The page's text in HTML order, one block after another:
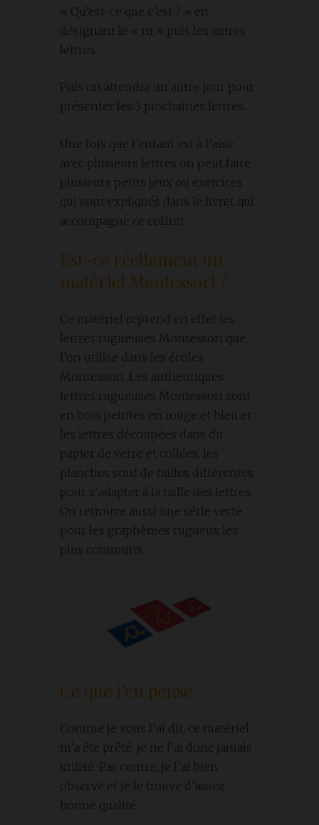
« Qu’est-ce que c’est ? » en
désignant le « m » puis les autres
lettres.
Puis on attendra un autre jour pour
présenter les 3 prochaines lettres.
Une fois que l’enfant est à l’aise
avec plusieurs lettres on peut faire
plusieurs petits jeux ou exercices
qui sont expliqués dans le livret qui
accompagne ce coffret.
Est-ce réellement un
matériel Montessori ?
Ce matériel reprend en effet les
lettres rugueuses Montessori que
l’on utilise dans les écoles
Montessori. Les authentiques
lettres rugueuses Montessori sont
en bois peintes en rouge et bleu et
les lettres découpées dans du
papier de verre et collées, les
planches sont de tailles différentes
pour s’adapter à la taille des lettres.
On retrouve aussi une série verte
pour les graphèmes rugueux les
plus communs.
Ce que j’en pense
Comme je vous l’ai dit, ce matériel
m’a été prêté, je ne l’ai donc jamais
utilisé. Par contre, je l’ai bien
observé et je le trouve d’assez
bonne qualité.